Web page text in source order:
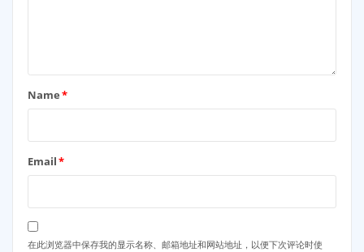
Name*
Email*
在此浏览器中保存我的显示名称、邮箱地址和网站地址，以便下次评论时使